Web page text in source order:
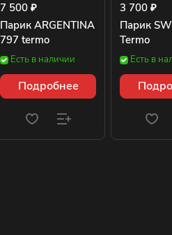
7 500 ₽
Парик ARGENTINA
797 termo
Есть в наличии
Подробнее
3 700 ₽
Парик
Termo
Есть в